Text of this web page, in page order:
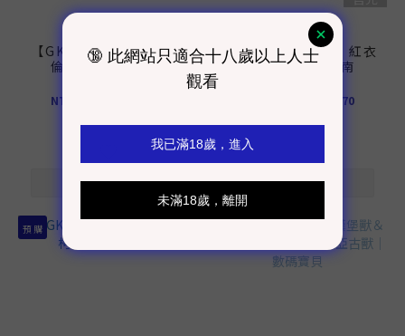
【GK預購】EVE 天使菲
倫｜葬送的芙莉蓮
NT$1,940 ~ NT$4,860
【GK預購】MAONI 紅衣
小哀｜名偵探柯南
NT$1,110 ~ NT$2,770
預 購